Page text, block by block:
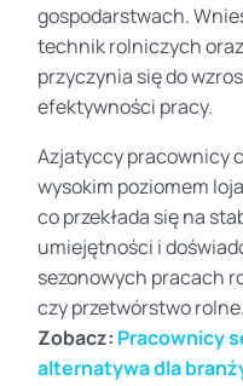
gospodarstwach.
technik rolniczych
przyczynia się do
efektywności pracy.
Azjatyccy pracownicy
wysokim poziomem
co przekłada się na
umiejętności i
sezonowych pracach
czy przetwórstwo rolne.
Zobacz: Pracownicy
alternatywa dla